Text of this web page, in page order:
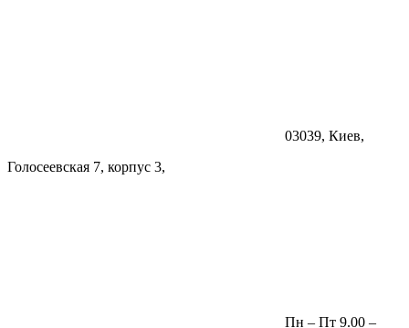
03039, Киев,
Голосеевская 7, корпус 3,
Пн – Пт 9.00 –